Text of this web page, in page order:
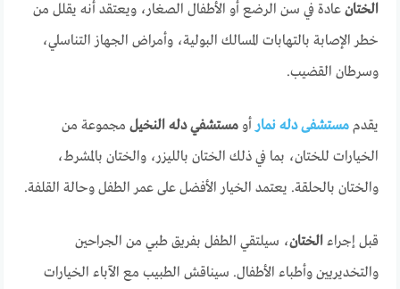
الختان عادة في سن الرضع أو الأطفال الصغار، ويعتقد أنه يقلل من
خطر الإصابة بالتهابات المسالك البولية، وأمراض الجهاز التناسلي،
وسرطان القضيب.
يقدممستشفى دله نمارأومستشفي دله النخيل مجموعة من
الخيارات للختان، بما في ذلك الختان بالليزر، والختان بالمشرط،
والختان بالحلقة. يعتمد الخيار الأفضل على عمر الطفل وحالة القلفة.
قبل إجراءالختان، سيلتقي الطفل بفريق طبي من الجراحين
والتخديريين وأطباء الأطفال. سيناقش الطبيب مع الآباء الخيارات